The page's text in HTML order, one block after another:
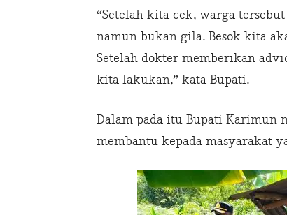
“Setelah kita cek, warga
namun bukan gila. Besok kita
Setelah dokter memberikan
kita lakukan,” kata Bupati.
Dalam pada itu Bupati Karimun
membantu kepada masyarakat